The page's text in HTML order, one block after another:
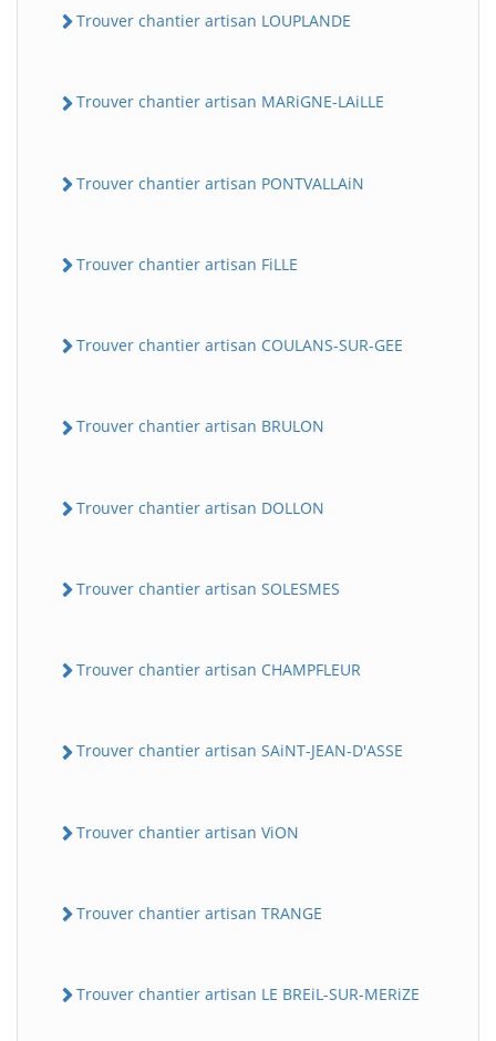
Trouver chantier artisan LOUPLANDE
Trouver chantier artisan MARiGNE-LAiLLE
Trouver chantier artisan PONTVALLAiN
Trouver chantier artisan FiLLE
Trouver chantier artisan COULANS-SUR-GEE
Trouver chantier artisan BRULON
Trouver chantier artisan DOLLON
Trouver chantier artisan SOLESMES
Trouver chantier artisan CHAMPFLEUR
Trouver chantier artisan SAiNT-JEAN-D'ASSE
Trouver chantier artisan ViON
Trouver chantier artisan TRANGE
Trouver chantier artisan LE BREiL-SUR-MERiZE